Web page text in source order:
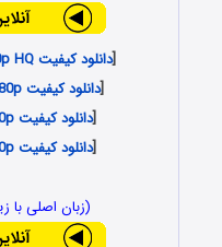
[دانلود کیفیت 1080p HQ با حجم 2.29 گیگابایت
[دانلود کیفیت 1080p با حجم 1.66 گیگابایت
[دانلود کیفیت 720p با حجم 859 مگابایت
[دانلود کیفیت 480p با حجم 620 مگابایت
(زبان اصلی با